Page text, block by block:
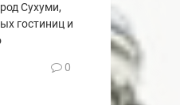
Сухуми,
гостиниц и
0